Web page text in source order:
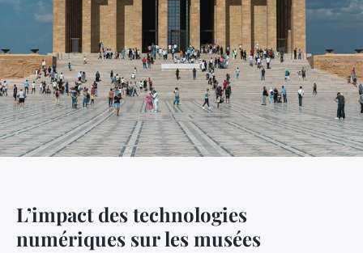
L’impact des technologies
numériques sur les musées